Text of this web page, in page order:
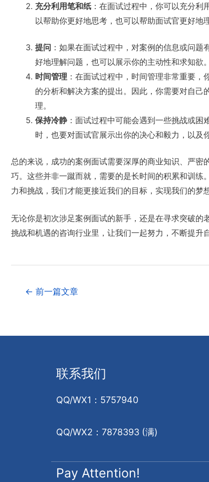
充分利用笔和纸 ：在面试过程中，你可以充分
以帮助你更好地思考，也可以帮助面试官更好地
提问 ：如果在面试过程中，对案例的信息或问
好地理解问题，也可以展示你的主动性和求知欲。
时间管理 ：在面试过程中，时间管理非常重要
的分析和解决方案的提出。因此，你需要对自
理。
保持冷静：面试过程中可能会遇到一些挑战或困
时，也要对面试官展示出你的决心和毅力，以及
总的来说，成功的案例面试需要深厚的商业知识、严
巧。这些并非一蹴而就，需要的是长时间的积累和训
力和挑战，我们才能更接近我们的目标，实现我们的梦想
无论你是初次涉足案例面试的新手，还是在寻求突破
挑战和机遇的咨询行业里，让我们一起努力，不断提升
← 前一篇文章
联系我们
QQ/WX1：5757940
QQ/WX2：7878393 (满)
Pay Attention!